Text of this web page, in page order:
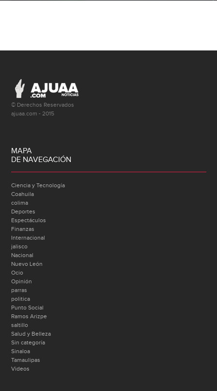
© Derechos Reservados
ajuaa.com - 2015
MAPA
DE NAVEGACIÓN
Ciencia y Tecnología
Coahuila
colima
Deportes
Espectáculos
Finanzas
Internacional
jalisco
Nacional
Nuevo León
Ocio
Opinión
parras
politica
Punto Social
Ramos Arizpe
saltillo
Salud y Belleza
Sin categoría
Sinaloa
Tamaulipas
Videos